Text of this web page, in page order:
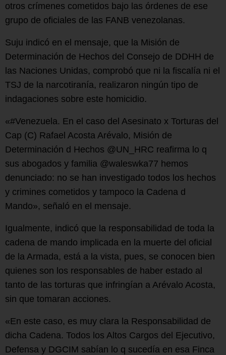
otros crímenes cometidos bajo las órdenes de ese
grupo de oficiales de las FANB venezolanas.
Suju indicó en el mensaje, que la Misión de
Determinación de Hechos del Consejo de DDHH de
las Naciones Unidas, comprobó que ni la fiscalía ni el
TSJ de la narcotiranía, realizaron ningún tipo de
indagaciones sobre este homicidio.
«#Venezuela. En el caso del Asesinato x Torturas del
Cap (C) Rafael Acosta Arévalo, Misión de
Determinación d Hechos @UN_HRC reafirma lo q
sus abogados y familia @waleswka77 hemos
denunciado: no se han investigado todos los hechos
y crimines cometidos y tampoco la Cadena d
Mando», señaló en el mensaje.
Igualmente, indicó que la responsabilidad de toda la
cadena de mando implicada en la muerte del oficial
de la Armada, está a la vista, pues, se conocen bien
quienes son los responsables de haber estado al
tanto de las torturas que infringían a Arévalo Acosta,
sin que tomaran acciones.
«En este caso, es muy clara la Responsabilidad de
dicha Cadena. Todos los Altos Cargos del Ejecutivo,
Defensa y DGCIM sabían lo q sucedía en esa Finca